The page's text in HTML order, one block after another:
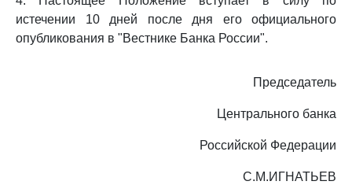
истечении 10 дней после дня его официального
опубликования в "Вестнике Банка России".
Председатель
Центрального банка
Российской Федерации
С.М.ИГНАТЬЕВ